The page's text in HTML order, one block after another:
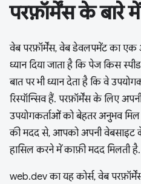
परफ़ॉर्मेंस के बारे
वेब परफ़ॉर्मेंस, वेब डेवलपमेंट का
ध्यान दिया जाता है कि पेज किस
बात पर भी ध्यान देता है कि वे
रिस्पॉन्सिव हैं. परफ़ॉर्मेंस के लिए
उपयोगकर्ताओं को बेहतर अनुभव मिल
की मदद से, आपको अपनी वेबसाइट
हासिल करने में काफ़ी मदद मिलती है.
web.dev का यह कोर्स, वेब